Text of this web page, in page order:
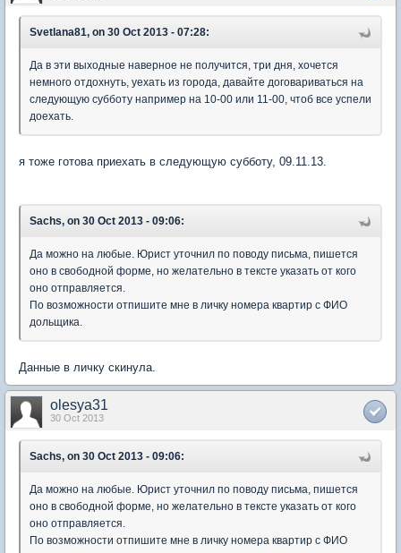
Svetlana81, on 30 Oct 2013 - 07:28:
Да в эти выходные наверное не получится, три дня, хочется
немного отдохнуть, уехать из города, давайте договариваться на
следующую субботу например на 10-00 или 11-00, чтоб все успели
доехать.
я тоже готова приехать в следующую субботу, 09.11.13.
Sachs, on 30 Oct 2013 - 09:06:
Да можно на любые. Юрист уточнил по поводу письма, пишется
оно в свободной форме, но желательно в тексте указать от кого
оно отправляется.
По возможности отпишите мне в личку номера квартир с ФИО
дольщика.
Данные в личку скинула.
olesya31
30 Oct 2013
Sachs, on 30 Oct 2013 - 09:06:
Да можно на любые. Юрист уточнил по поводу письма, пишется
оно в свободной форме, но желательно в тексте указать от кого
оно отправляется.
По возможности отпишите мне в личку номера квартир с ФИО